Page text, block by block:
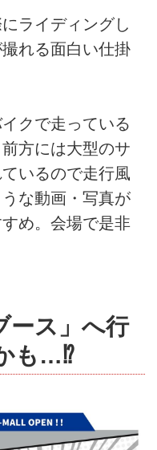
ライディングし
れる面白い仕掛
クで走っている
方には大型のサ
いるので走行風
な動画・写真が
め。会場で是非
ース」へ行
も…⁉︎